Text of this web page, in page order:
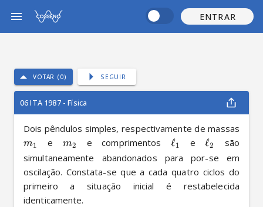
ENTRAR
VOTAR (0) SEGUIR
06 ITA 1987 - Física
m1 e m2 e comprimentos ℓ1 e ℓ2
são
simultaneamente abandonados para por-se em
oscilação. Constata-se que a cada quatro ciclos do
primeiro a situação inicial é restabelecida
identicamente.